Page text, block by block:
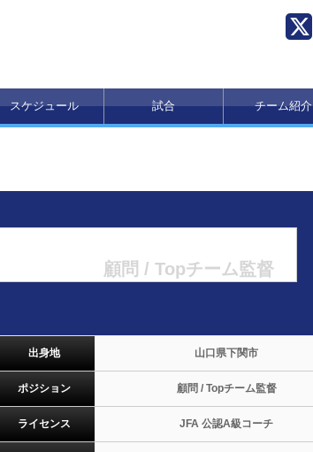
スケジュール 試合 チーム紹介
顧問 / Topチーム監督
出身地 山口県下関市
ポジション 顧問 / Topチーム監督
ライセンス JFA 公認A級コーチ